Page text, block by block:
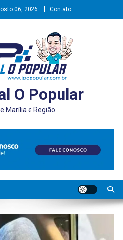
06, 2026 Contato
O Popular
Marília e Região